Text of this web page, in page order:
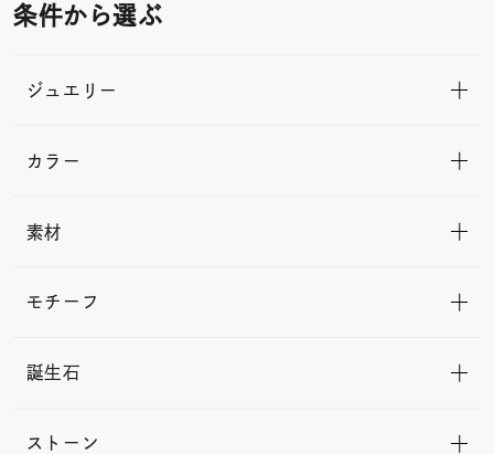
条件から選ぶ
ジュエリー
カラー
素材
モチーフ
誕生石
ストーン